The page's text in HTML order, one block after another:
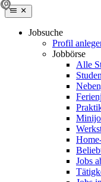
Jobsuche
Profil
Jobbörse
Alle
Jobs